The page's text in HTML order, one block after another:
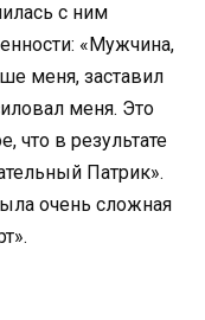
с ним
«Мужчина,
меня, заставил
меня. Это
что в результате
Патрик».
очень сложная